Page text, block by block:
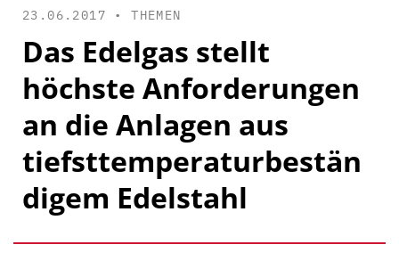
23.06.2017 •THEMEN
Das Edelgas stellt
höchste Anforderungen
an die Anlagen aus
tiefsttemperaturbestän
digem Edelstahl